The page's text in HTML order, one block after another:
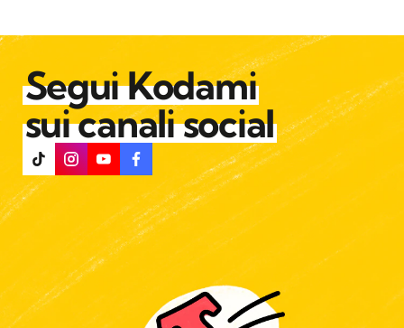
Segui Kodami
sui canali social